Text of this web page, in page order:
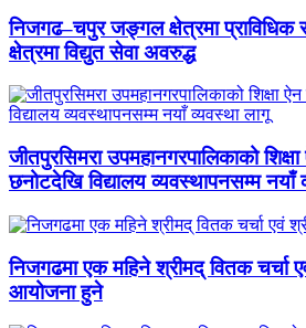
निजगढ–चपुर जङ्गल क्षेत्रमा
क्षेत्रमा विद्युत सेवा अवरुद्ध
जीतपुरसिमरा उपमहानगरपालिकाको
छनोटदेखि विद्यालय व्यवस्थापनसम्म नयाँ
निजगढमा एक महिने श्रीमद् वितक चर्चा
आयोजना हुने